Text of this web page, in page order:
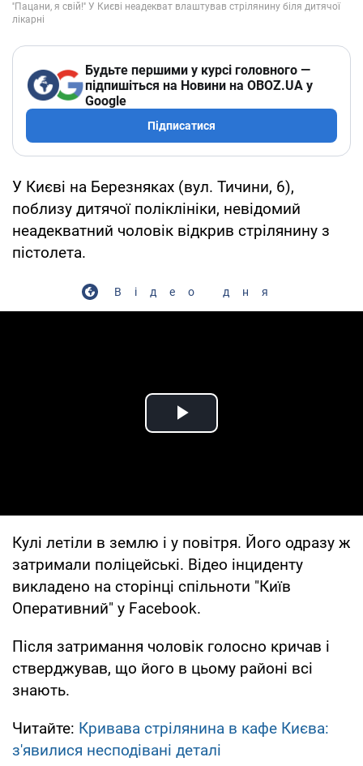
Будьте першими у курсі головного —
підпишіться на Новини на OBOZ.UA у
Google
Підписатися
У Києві на Березняках (вул. Тичини, 6),
поблизу дитячої поліклініки, невідомий
неадекватний чоловік відкрив стрілянину з
пістолета.
Відео дня
Play Video
Кулі летіли в землю і у повітря. Його одразу ж
затримали поліцейські. Відео інциденту
викладено на сторінці спільноти "Київ
Оперативний" у Facebook.
Після затримання чоловік голосно кричав і
стверджував, що його в цьому районі всі
знають.
Читайте: Кривава стрілянина в кафе Києва:
з'явилися несподівані деталі